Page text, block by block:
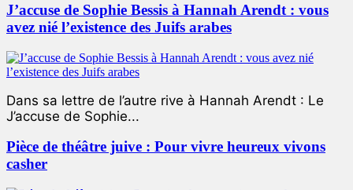
J’accuse de Sophie Bessis à Hannah Arendt : vous
avez nié l’existence des Juifs arabes
Dans sa lettre de l’autre rive à Hannah Arendt : Le
J’accuse de Sophie...
Pièce de théâtre juive : Pour vivre heureux vivons
casher